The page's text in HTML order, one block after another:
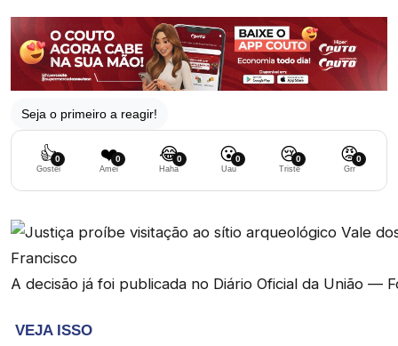
Seja o primeiro a reagir!
👍0
Gostei
❤️0
Amei
😂0
Haha
😮0
Uau
😢0
Triste
😡0
Grr
A decisão já foi publicada no Diário Oficial da União —